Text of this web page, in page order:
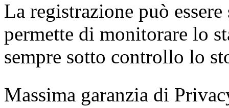
La registrazione può
permette di monitorare lo
sempre sotto controllo lo
Massima garanzia di